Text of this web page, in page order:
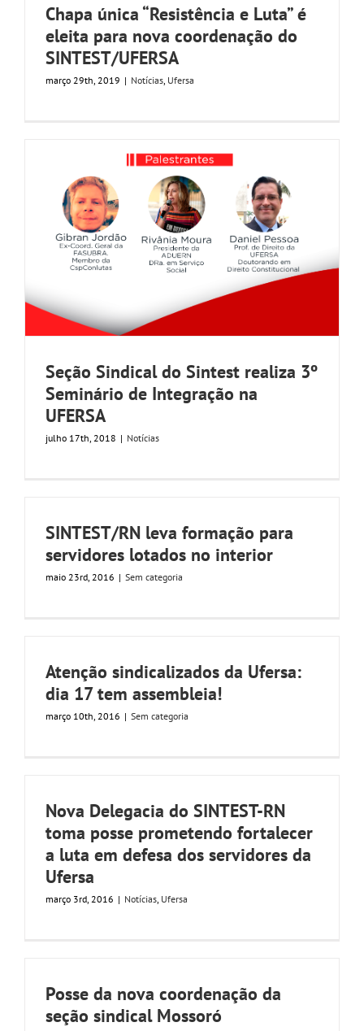
Chapa única “Resistência e Luta” é
eleita para nova coordenação do
SINTEST/UFERSA
março 29th, 2019 | Notícias, Ufersa
Seção Sindical do Sintest realiza 3º
Seminário de Integração na
UFERSA
julho 17th, 2018 | Notícias
SINTEST/RN leva formação para
servidores lotados no interior
maio 23rd, 2016 | Sem categoria
Atenção sindicalizados da Ufersa:
dia 17 tem assembleia!
março 10th, 2016 | Sem categoria
​Nova Delegacia do SINTEST-RN
toma posse prometendo fortalecer
a luta em defesa dos servidores da
Ufersa
março 3rd, 2016 | Notícias, Ufersa
Posse da nova coordenação da
seção sindical Mossoró